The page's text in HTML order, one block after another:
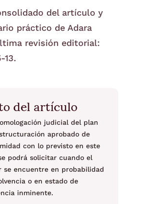
del artículo y
práctico de Adara
revisión editorial:
13.
del artículo
judicial del plan
aprobado de
con lo previsto en este
podrá solicitar cuando el
se encuentre en probabilidad
o en estado de
inminente.